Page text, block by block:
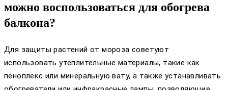
можно воспользоваться для обогрева
балкона?
Для защиты растений от мороза советуют
использовать утеплительные материалы, такие как
пеноплекс или минеральную вату, а также устанавливать